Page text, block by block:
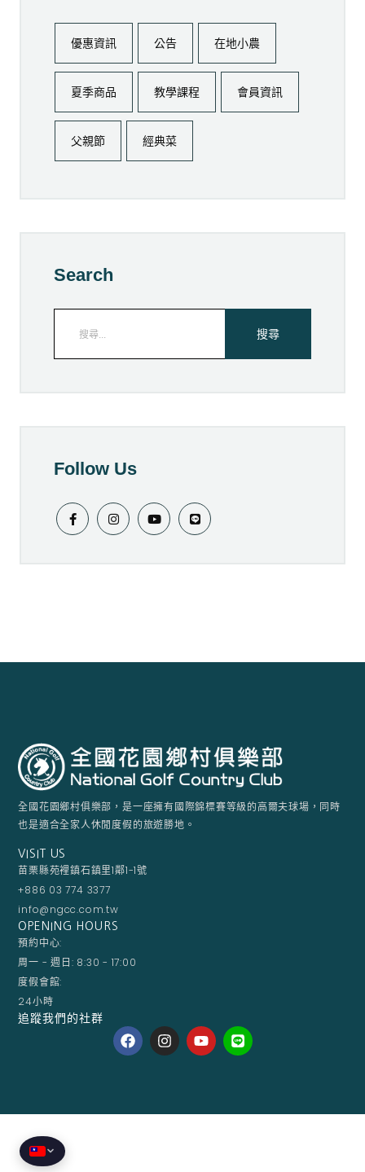
優惠資訊 公告 在地小農
夏季商品 教學課程 會員資訊
父親節 經典菜
Search
Follow Us
全國花園鄉村俱樂部，是一座擁有國際錦標賽等級的高爾夫球場，同時
也是適合全家人休閒度假的旅遊勝地。
VISIT US
苗栗縣苑裡鎮石鎮里1鄰1-1號
+886 03 774 3377
info@ngcc.com.tw
OPENING HOURS
預約中心:
周一 - 週日: 8:30 - 17:00
度假會館:
24小時
追蹤我們的社群